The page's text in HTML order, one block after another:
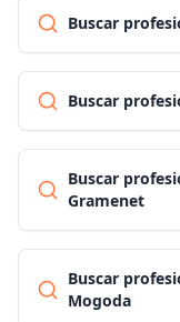
Buscar
Buscar
Buscar
Gramenet
Buscar
Mogoda